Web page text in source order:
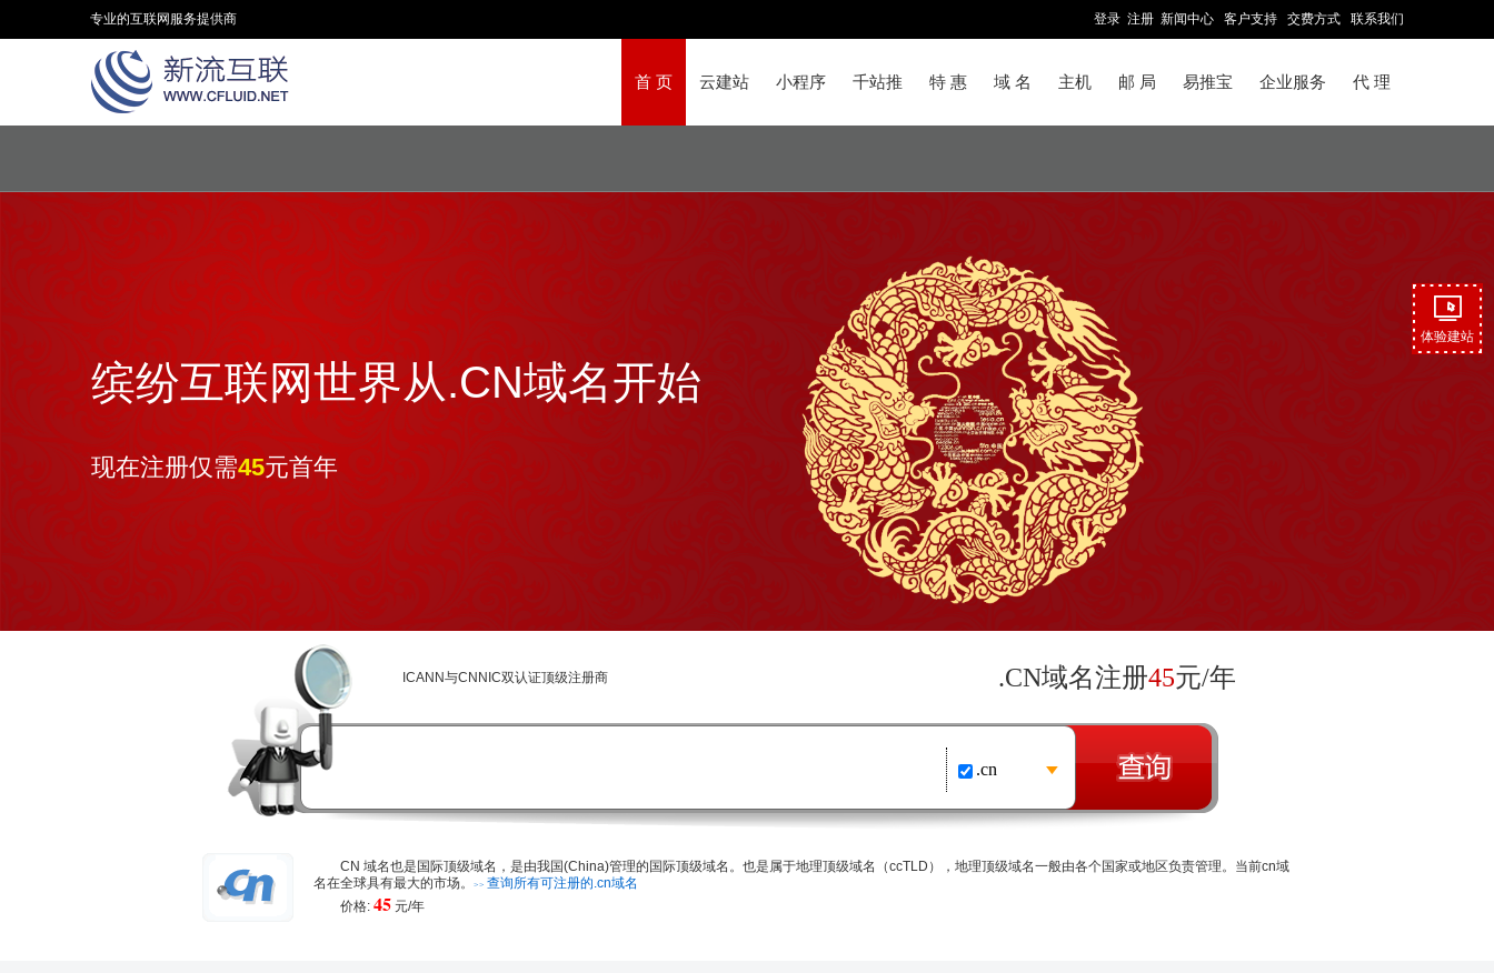
专业的互联网服务提供商 登录 注册 新闻中心 客户支持 交费方式 联系我们
首 页 云建站 小程序 千站推 特 惠 域 名 主机 邮 局 易推宝 企业服务 代 理
缤纷互联网世界从.CN域名开始
现在注册仅需 元首年
ICANN与CNNIC双认证顶级注册商 .CN域名注册45元/年
.cn
CN 域名也是国际顶级域名，是由我国(China)管理的国际顶级域名。也是属于地理顶级域名（ccTLD），地理顶级域名一般由各个国家或地区负责管理。当前cn域
名在全球具有最大的市场。
>> 查询所有可注册的.cn域名
价格: 45 元/年
体验建站